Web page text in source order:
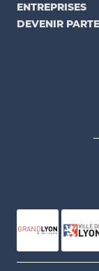
ENTREPRISES
DEVENIR